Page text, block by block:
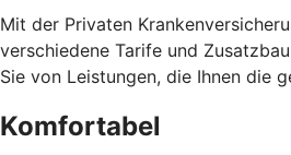
Mit der Privaten
verschiedene Tarife und
Sie von Leistungen, die Ihnen die
Komfortabel